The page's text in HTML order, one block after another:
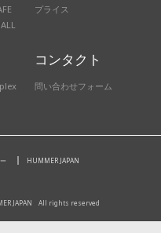
プライス
コンタクト
問い合わせフォーム
HUMMER JAPAN
JAPAN All rights reserved